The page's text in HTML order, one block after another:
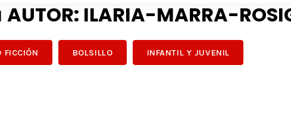
AUTOR: ILARIA-MARRA-
FICCIÓN BOLSILLO INFANTIL Y JUVENIL